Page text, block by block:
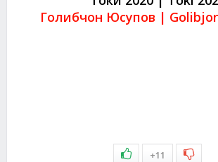
Голибчон Юсупов |
+11